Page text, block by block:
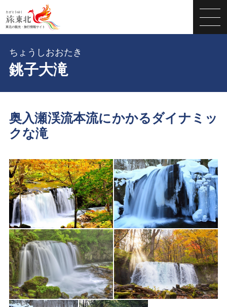
銚子大滝
ちょうしおおたき
奥入瀬渓流本流にかかるダイナミッ
クな滝